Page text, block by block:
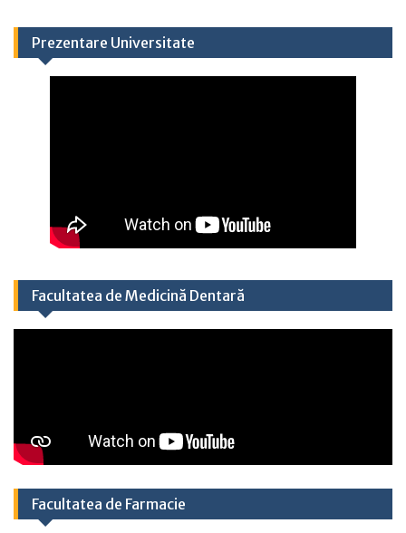
Prezentare Universitate
Facultatea de Medicină Dentară
Facultatea de Farmacie